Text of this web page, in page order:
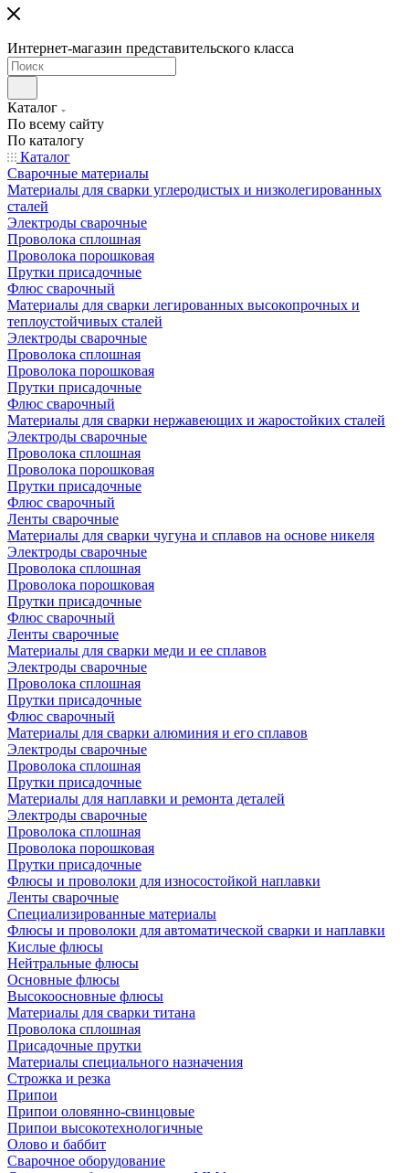
Интернет-магазин представительского класса
Каталог
По всему сайту
По каталогу
Каталог
Сварочные материалы
Материалы для сварки углеродистых и низколегированных
сталей
Электроды сварочные
Проволока сплошная
Проволока порошковая
Прутки присадочные
Флюс сварочный
Материалы для сварки легированных высокопрочных и
теплоустойчивых сталей
Электроды сварочные
Проволока сплошная
Проволока порошковая
Прутки присадочные
Флюс сварочный
Материалы для сварки нержавеющих и жаростойких сталей
Электроды сварочные
Проволока сплошная
Проволока порошковая
Прутки присадочные
Флюс сварочный
Ленты сварочные
Материалы для сварки чугуна и сплавов на основе никеля
Электроды сварочные
Проволока сплошная
Проволока порошковая
Прутки присадочные
Флюс сварочный
Ленты сварочные
Материалы для сварки меди и ее сплавов
Электроды сварочные
Проволока сплошная
Прутки присадочные
Флюс сварочный
Материалы для сварки алюминия и его сплавов
Электроды сварочные
Проволока сплошная
Прутки присадочные
Материалы для наплавки и ремонта деталей
Электроды сварочные
Проволока сплошная
Проволока порошковая
Прутки присадочные
Флюсы и проволоки для износостойкой наплавки
Ленты сварочные
Специализированные материалы
Флюсы и проволоки для автоматической сварки и наплавки
Кислые флюсы
Нейтральные флюсы
Основные флюсы
Высокоосновные флюсы
Материалы для сварки титана
Проволока сплошная
Присадочные прутки
Материалы специального назначения
Строжка и резка
Припои
Припои оловянно-свинцовые
Припои высокотехнологичные
Олово и баббит
Сварочное оборудование